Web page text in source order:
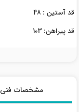
قد آستین : 48
قد پیراهن: 103
مشخصات فنی